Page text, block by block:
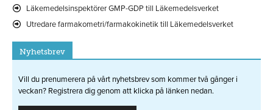
Läkemedelsinspektörer GMP-GDP till Läkemedelsverket
Utredare farmakometri/farmakokinetik till Läkemedelsverket
Nyhetsbrev
Vill du prenumerera på vårt nyhetsbrev som kommer två gånger i
veckan? Registrera dig genom att klicka på länken nedan.